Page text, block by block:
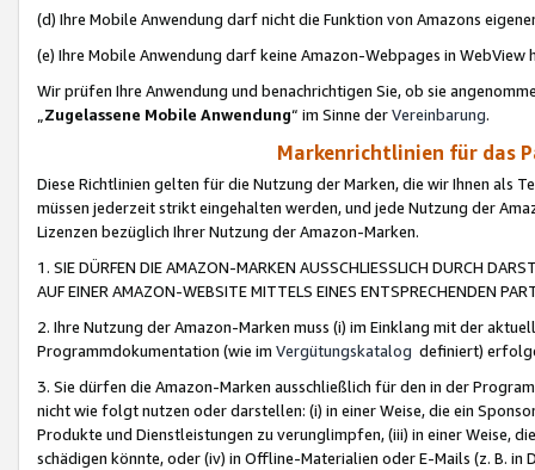
(d) Ihre Mobile Anwendung darf nicht die Funktion von Amazons
(e) Ihre Mobile Anwendung darf keine Amazon-Webpages in WebView
Wir prüfen Ihre Anwendung und benachrichtigen Sie, ob sie
„Zugelassene Mobile Anwendung“ im Sinne derVereinbarung.
Markenrichtlinien für das
Diese Richtlinien gelten für die Nutzung der Marken, die wir Ihnen als
müssen jederzeit strikt eingehalten werden, und jede Nutzung der
Lizenzen bezüglich Ihrer Nutzung der Amazon-Marken.
1. SIE DÜRFEN DIE AMAZON-MARKEN AUSSCHLIESSLICH DURCH
AUF EINER AMAZON-WEBSITE MITTELS EINES ENTSPRECHENDEN
2. Ihre Nutzung der Amazon-Marken muss (i) im Einklang mit der
Programmdokumentation (wie im Vergütungskatalog definiert)
3. Sie dürfen die Amazon-Marken ausschließlich für den in der
nicht wie folgt nutzen oder darstellen: (i) in einer Weise, die ein
Produkte und Dienstleistungen zu verunglimpfen, (iii) in einer Weise,
schädigen könnte, oder (iv) in Offline-Materialien oder E-Mails (z. B. in